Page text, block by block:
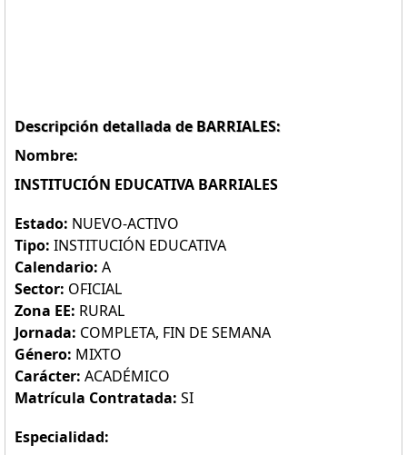
Descripción detallada de BARRIALES:
Nombre:
INSTITUCIÓN EDUCATIVA BARRIALES
Estado: NUEVO-ACTIVO
Tipo: INSTITUCIÓN EDUCATIVA
Calendario: A
Sector: OFICIAL
Zona EE: RURAL
Jornada: COMPLETA, FIN DE SEMANA
Género: MIXTO
Carácter: ACADÉMICO
Matrícula Contratada: SI
Especialidad: